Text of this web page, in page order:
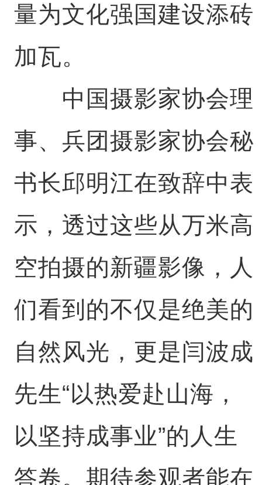
量为文化强国建设添砖
加瓦。
中国摄影家协会理
事、兵团摄影家协会秘
书长邱明江在致辞中表
示，透过这些从万米高
空拍摄的新疆影像，人
们看到的不仅是绝美的
自然风光，更是闫波成
先生“以热爱赴山海，
以坚持成事业”的人生
答卷。期待参观者能在